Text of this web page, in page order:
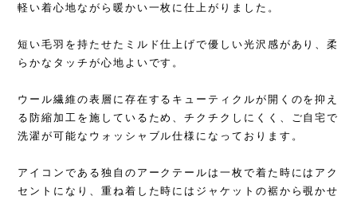
軽い着心地ながら暖かい一枚に仕上がりました。
短い毛羽を持たせたミルド仕上げで優しい光沢感があり、柔
らかなタッチが心地よいです。
ウール繊維の表層に存在するキューティクルが開くのを抑え
る防縮加工を施しているため、チクチクしにくく、ご自宅で
洗濯が可能なウォッシャブル仕様になっております。
アイコンである独自のアークテールは一枚で着た時にはアク
セントになり、重ね着した時にはジャケットの裾から覗かせ